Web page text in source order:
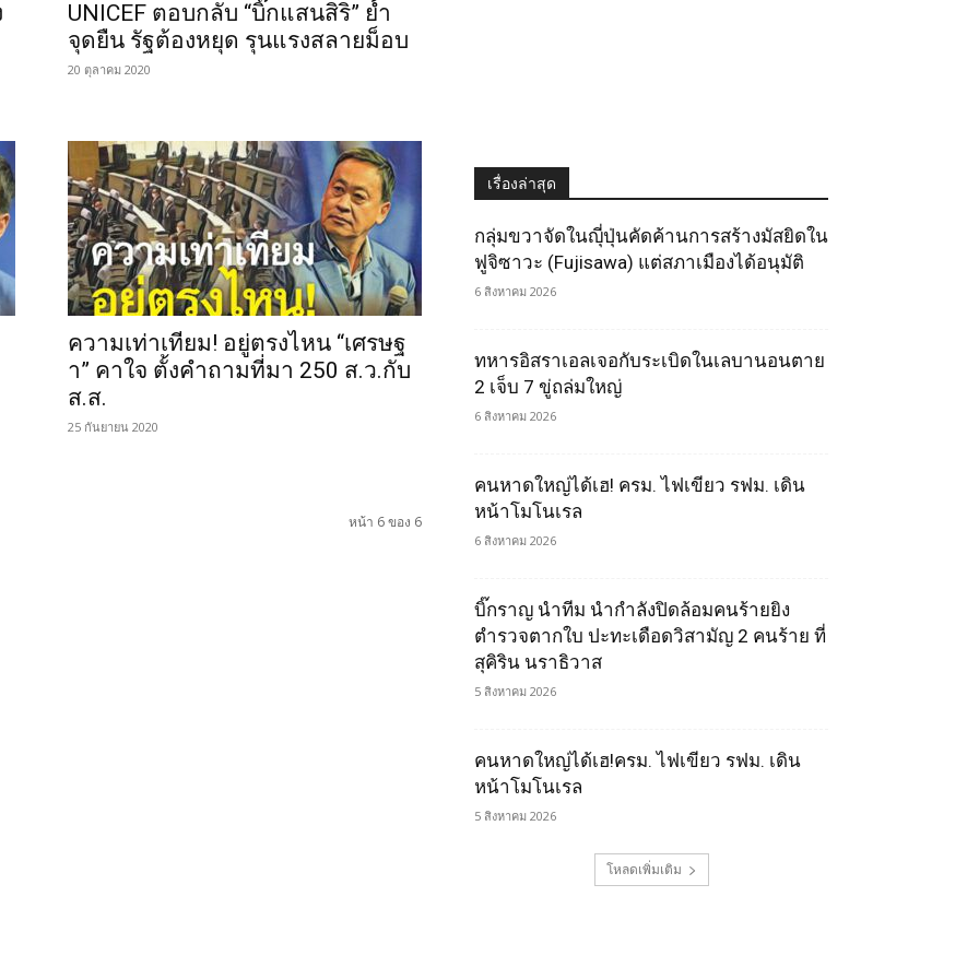
UNICEF ตอบกลับ “บิ๊กแสนสิริ” ย้ำ
จุดยืน รัฐต้องหยุด รุนแรงสลายม็อบ
20 ตุลาคม 2020
ความเท่าเทียม! อยู่ตรงไหน “เศรษฐ
า” คาใจ ตั้งคำถามที่มา 250 ส.ว.กับ
ส.ส.
25 กันยายน 2020
หน้า 6 ของ 6
เรื่องล่าสุด
กลุ่มขวาจัดในญุี่ปุ่นคัดค้านการสร้างมัสยิดใน
ฟูจิซาวะ (Fujisawa) แต่สภาเมืองได้อนุมัติ
6 สิงหาคม 2026
ทหารอิสราเอลเจอกับระเบิดในเลบานอนตาย
2 เจ็บ 7 ขู่ถล่มใหญ่
6 สิงหาคม 2026
คนหาดใหญ่ได้เฮ! ครม. ไฟเขียว รฟม. เดิน
หน้าโมโนเรล
6 สิงหาคม 2026
บิ๊กราญ นำทีม นำกำลังปิดล้อมคนร้ายยิง
ตำรวจตากใบ ปะทะเดือดวิสามัญ 2 คนร้าย ที่
สุคิริน นราธิวาส
5 สิงหาคม 2026
คนหาดใหญ่ได้เฮ!ครม. ไฟเขียว รฟม. เดิน
หน้าโมโนเรล
5 สิงหาคม 2026
โหลดเพิ่มเติม